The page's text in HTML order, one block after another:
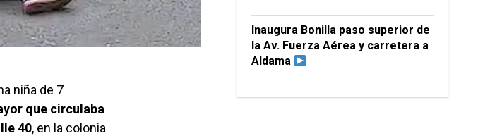
niña de 7
que circulaba
40, en la colonia
Inaugura Bonilla paso superior de
la Av. Fuerza Aérea y carretera a
Aldama